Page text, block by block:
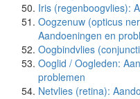
Iris (regenboogvlies):
Oogzenuw (opticus
Aandoeningen en
Oogbindvlies
Ooglid / Oogleden:
problemen
Netvlies (retina):